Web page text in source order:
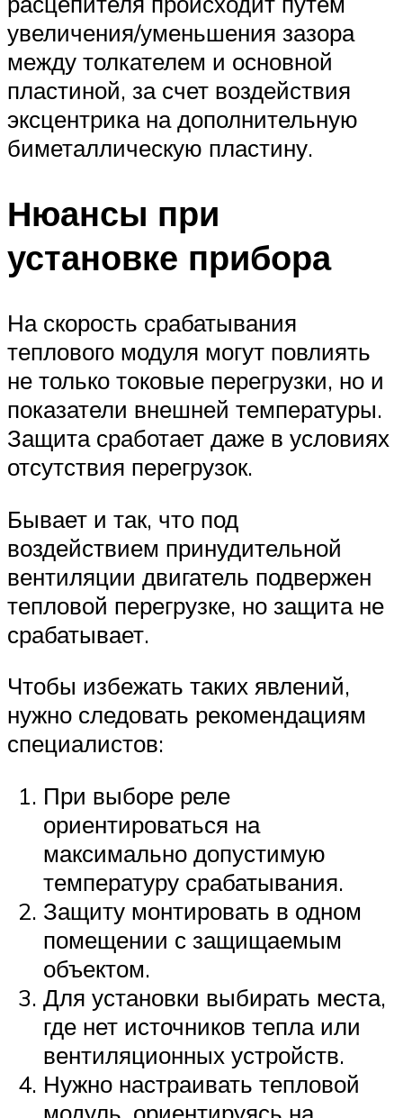
увеличения/уменьшения зазора
между толкателем и основной
пластиной, за счет воздействия
эксцентрика на дополнительную
биметаллическую пластину.
Нюансы при
установке прибора
На скорость срабатывания
теплового модуля могут повлиять
не только токовые перегрузки, но и
показатели внешней температуры.
Защита сработает даже в условиях
отсутствия перегрузок.
Бывает и так, что под
воздействием принудительной
вентиляции двигатель подвержен
тепловой перегрузке, но защита не
срабатывает.
Чтобы избежать таких явлений,
нужно следовать рекомендациям
специалистов:
При выборе реле
ориентироваться на
максимально допустимую
температуру срабатывания.
Защиту монтировать в одном
помещении с защищаемым
объектом.
Для установки выбирать места,
где нет источников тепла или
вентиляционных устройств.
Нужно настраивать тепловой